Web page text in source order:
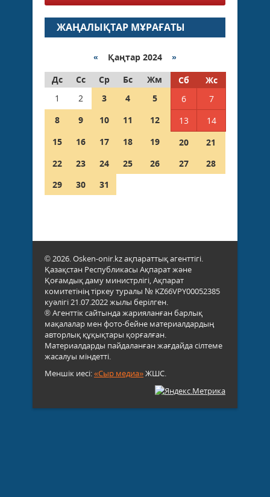
ЖАҢАЛЫҚТАР МҰРАҒАТЫ
« Қаңтар 2024 »
Дс
Сс Ср Бс Жм Сб
Жс
1
2 3 4 5 6
7
8
9 10 11 12 13
14
15
16 17 18 19 20
21
22
23 24 25 26 27
28
29
30 31
© 2026. Osken-onir.kz ақпараттық агенттігі.
Қазақстан Республикасы Ақпарат және
Қоғамдық даму министрлігі, Ақпарат
комитетінің тіркеу туралы № KZ66VPY00052385
куәлігі 21.07.2022 жылы берілген.
® Агенттік сайтында жарияланған барлық
мақалалар мен фото-бейне материалдардың
авторлық құқықтары қорғалған.
Материалдарды пайдаланған жағдайда сілтеме
жасалуы міндетті.
Меншік иесі:«Сыр медиа»ЖШС.